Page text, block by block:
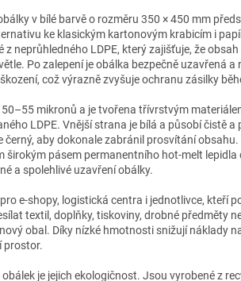
v bílé barvě o rozměru 350 × 450 mm
ke klasickým kartonovým krabicím i
neprůhledného LDPE, který zajišťuje, že
Po zalepení je obálka bezpečně uzavřená a
což výrazně zvyšuje ochranu zásilky
mikronů a je tvořena třívrstvým
LDPE. Vnější strana je bílá a působí čistě a
aby dokonale zabránil prosvítání obsahu.
širokým pásem permanentního hot‑melt lepidla
a spolehlivé uzavření obálky.
e‑shopy, logistická centra i jednotlivce, kteří
textil, doplňky, tiskoviny, drobné předměty
obal. Díky nízké hmotnosti snižují náklady
prostor.
je jejich ekologičnost. Jsou vyrobené z